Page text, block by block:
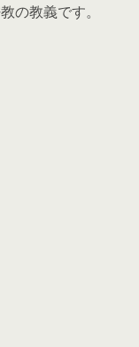
の教義です。